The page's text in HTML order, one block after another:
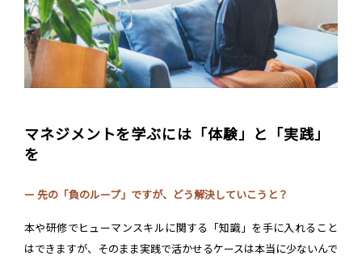
マネジメントを学ぶには「体験」と「実践」
を
ー 先の「負のループ」ですが、どう解決していこうと？
本や研修でヒューマンスキルに関する「知識」を手に入れること
はできますが、そのまま実践で活かせるケースは本当に少ないんで